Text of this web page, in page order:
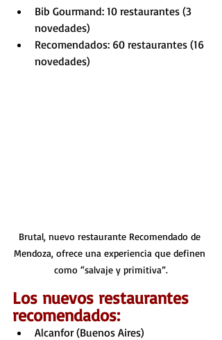
Bib Gourmand: 10 restaurantes (3
novedades)
Recomendados: 60 restaurantes (16
novedades)
Brutal, nuevo restaurante Recomendado de
Mendoza, ofrece una experiencia que definen
como “salvaje y primitiva”.
Los nuevos restaurantes
recomendados:
Alcanfor (Buenos Aires)